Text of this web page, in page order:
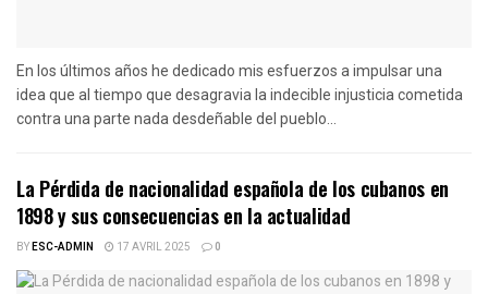
En los últimos años he dedicado mis esfuerzos a impulsar una
idea que al tiempo que desagravia la indecible injusticia cometida
contra una parte nada desdeñable del pueblo...
La Pérdida de nacionalidad española de los cubanos en
1898 y sus consecuencias en la actualidad
BYESC-ADMIN 17 AVRIL 2025 0